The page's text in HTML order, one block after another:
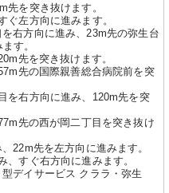
先を突き抜けます。
ぐ左方向に進みます。
右方向に進み、23m先の弥生台
す。
先を突き抜けます。
先の国際親善総合病院前を突
を右方向に進み、120m先を突
先の西が岡二丁目を突き抜け
22m先を左方向に進みます。
、すぐ右方向に進みます。
デイサービス クララ・弥生